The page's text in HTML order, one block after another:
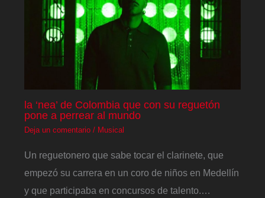
la ‘nea’ de Colombia que con su reguetón
pone a perrear al mundo
Deja un comentario / Musical
Un reguetonero que sabe tocar el clarinete, que
empezó su carrera en un coro de niños en Medellín
y que participaba en concursos de talento.…